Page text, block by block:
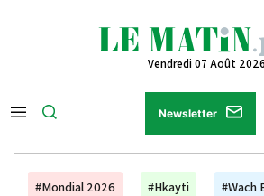
Vendredi 07 Août 2026
Newsletter
#Mondial 2026 #Hkayti #Wach